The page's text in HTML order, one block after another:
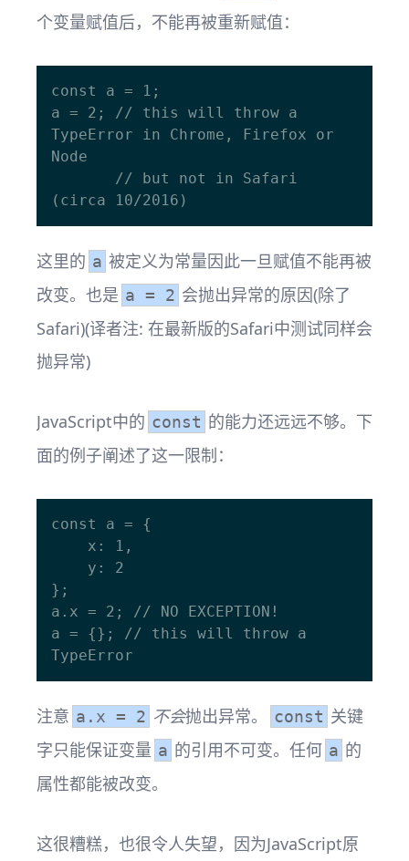
个变量赋值后，不能再被重新赋值：
const a = 1;
a = 2; // this will throw a
TypeError in Chrome, Firefox or
Node
这里的 a 被定义为常量因此一旦赋值不能再被
改变。也是 a = 2 会抛出异常的原因(除了
Safari)(译者注: 在最新版的Safari中测试同样会
抛异常)
JavaScript中的 const 的能力还远远不够。下
面的例子阐述了这一限制：
const a = {
};
a.x = 2; // NO EXCEPTION!
a = {}; // this will throw a
注意 a.x = 2 不会抛出异常。 const 关键
字只能保证变量 a 的引用不可变。任何 a 的
属性都能被改变。
这很糟糕，也很令人失望，因为JavaScript原